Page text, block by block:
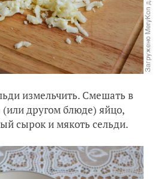
измельчить. Смешать в
другом блюде) яйцо,
сырок и мякоть сельди.